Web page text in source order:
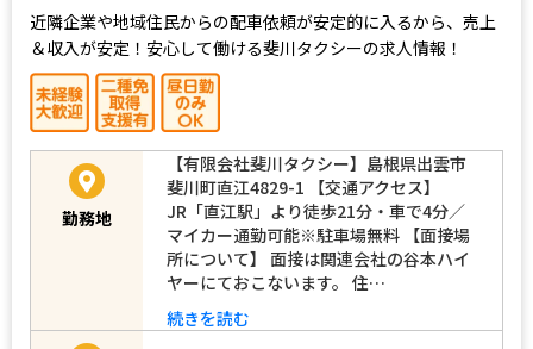
近隣企業や地域住民からの配車依頼が安定的に入るから、売上
＆収入が安定！安心して働ける斐川タクシーの求人情報！
勤務地
【有限会社斐川タクシー】島根県出雲市
斐川町直江4829-1 【交通アクセス】
JR「直江駅」より徒歩21分・車で4分／
マイカー通勤可能※駐車場無料 【面接場
所について】 面接は関連会社の谷本ハイ
ヤーにておこないます。 住…
続きを読む